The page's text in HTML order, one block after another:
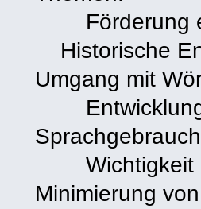
Förderung
Historische
Umgang mit
Entwicklung
Wichtigkeit
Minimierung